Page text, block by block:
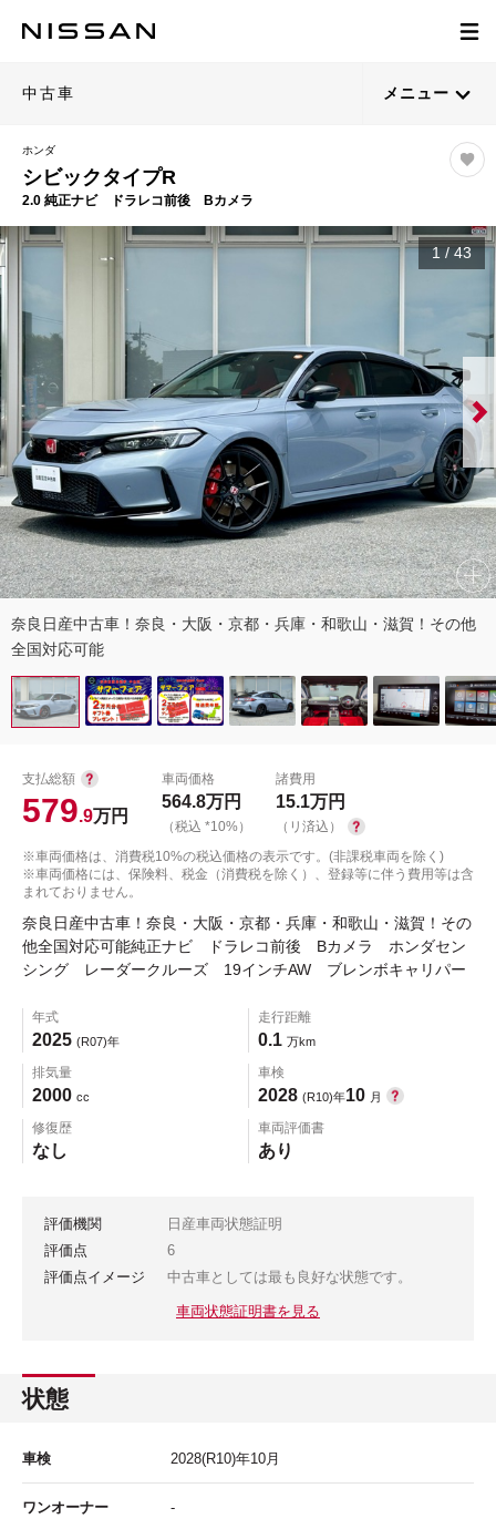
中古車 メニュー
ホンダ
シビックタイプR
2.0 純正ナビ ドラレコ前後 Bカメラ
1/43
奈良日産中古車！奈良・大阪・京都・兵庫・和歌山・滋賀！その他
全国対応可能
支払総額
579.9万円
車両価格
564.8万円
（税込 *10%）
諸費用
15.1万円
（リ済込）
※車両価格は、消費税10%の税込価格の表示です。(非課税車両を除く)
※車両価格には、保険料、税金（消費税を除く）、登録等に伴う費用等は含
まれておりません。
奈良日産中古車！奈良・大阪・京都・兵庫・和歌山・滋賀！その
他全国対応可能純正ナビ ドラレコ前後 Bカメラ ホンダセン
シング レーダークルーズ 19インチAW ブレンボキャリパー
年式
2025 (R07)年
走行距離
0.1 万km
排気量
2000 cc
車検
2028 (R10)年10 月
修復歴
なし
車両評価書
あり
評価機関
日産車両状態証明
評価点
6
評価点イメージ
中古車としては最も良好な状態です。
車両状態証明書を見る
状態
車検 2028(R10)年10月
ワンオーナー -